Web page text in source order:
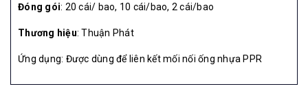
Đóng gói: 20 cái/ bao, 10 cái/bao, 2 cái/bao
Thương hiệu: Thuận Phát
Ứng dụng: Được dùng để liên kết mối nối ống nhựa PPR